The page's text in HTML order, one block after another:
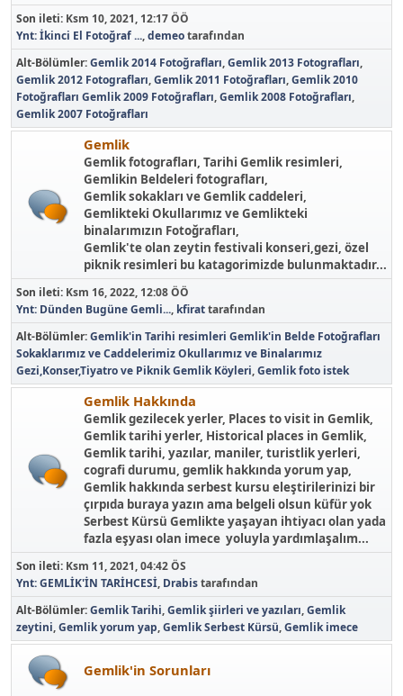
Son ileti: Ksm 10, 2021, 12:17 ÖÖ
Ynt: İkinci El Fotoğraf ...,demeotarafından
Alt-Bölümler Gemlik 2014 Fotoğrafları Gemlik 2013 Fotografları
Gemlik 2012 Fotografları Gemlik 2011 Fotoğrafları Gemlik 2010
Fotoğrafları Gemlik 2009 Fotoğrafları Gemlik 2008 Fotoğrafları
Gemlik 2007 Fotoğrafları
Gemlik
Gemlik fotografları, Tarihi Gemlik resimleri,
Gemlikin Beldeleri fotografları,
Gemlik sokakları ve Gemlik caddeleri,
Gemlikteki Okullarımız ve Gemlikteki
binalarımızın Fotoğrafları,
Gemlik'te olan zeytin festivali konseri,gezi, özel
piknik resimleri bu katagorimizde bulunmaktadır...
Son ileti: Ksm 16, 2022, 12:08 ÖÖ
Ynt: Dünden Bugüne Gemli..., kfirattarafından
Alt-Bölümler Gemlik'in Tarihi resimleri Gemlik'in Belde Fotoğrafları
Sokaklarımız ve CaddelerimizOkullarımız ve Binalarımız
Gezi,Konser,Tiyatro ve PiknikGemlik Köyleri Gemlik foto istek
Gemlik Hakkında
Gemlik gezilecek yerler, Places to visit in Gemlik,
Gemlik tarihi yerler, Historical places in Gemlik,
Gemlik tarihi, yazılar, maniler, turistlik yerleri,
cografi durumu, gemlik hakkında yorum yap,
Gemlik hakkında serbest kursu eleştirilerinizi bir
çırpıda buraya yazın ama belgeli olsun küfür yok
Serbest Kürsü Gemlikte yaşayan ihtiyacı olan yada
fazla eşyası olan imece yoluyla yardımlaşalım...
Son ileti: Ksm 11, 2021, 04:42 ÖS
Ynt: GEMLİK'İN TARİHCESİ, Drabistarafından
Alt-Bölümler Gemlik Tarihi Gemlik şiirleri ve yazıları Gemlik
zeytini Gemlik yorum yap Gemlik Serbest Kürsü Gemlik imece
Gemlik'in Sorunları